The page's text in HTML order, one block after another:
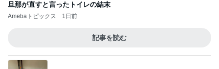
旦那が直すと言ったトイレの結末
Amebaトピックス 1日前
記事を読む